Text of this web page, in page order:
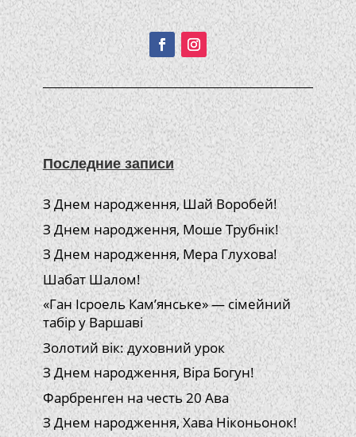
Подписывайтесь!
Последние записи
З Днем народження, Шай Воробей!
З Днем народження, Моше Трубнік!
З Днем народження, Мера Глухова!
Шабат Шалом!
«Ган Ісроель Кам’янське» — сімейний
табір у Варшаві
Золотий вік: духовний урок
З Днем народження, Віра Богун!
Фарбренген на честь 20 Ава
З Днем народження, Хава Ніконьонок!